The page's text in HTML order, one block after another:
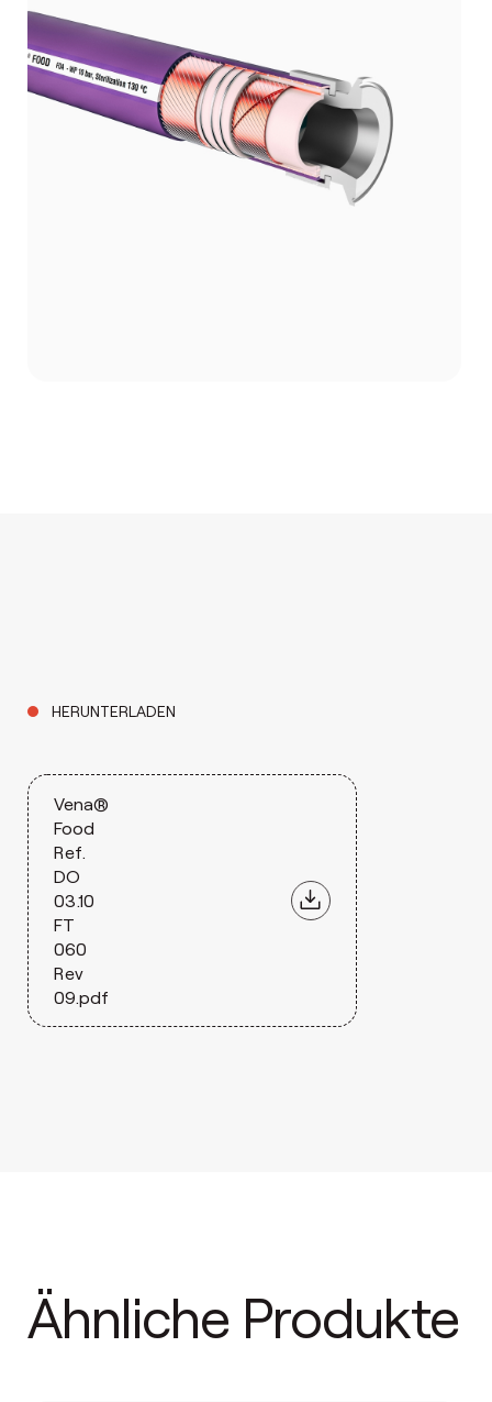
HERUNTERLADEN
Vena®
Food
Ref.
DO
03.10
FT
060
Rev
09.pdf
Ähnliche Produkte